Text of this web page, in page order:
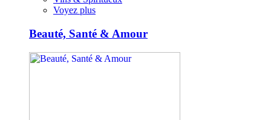
Voyez plus
Beauté, Santé & Amour